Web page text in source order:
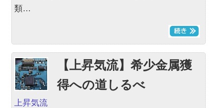
類…
【上昇気流】希少金属獲
得への道しるべ
上昇気流